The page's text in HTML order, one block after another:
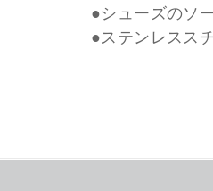
●シューズのソ
●ステンレスス